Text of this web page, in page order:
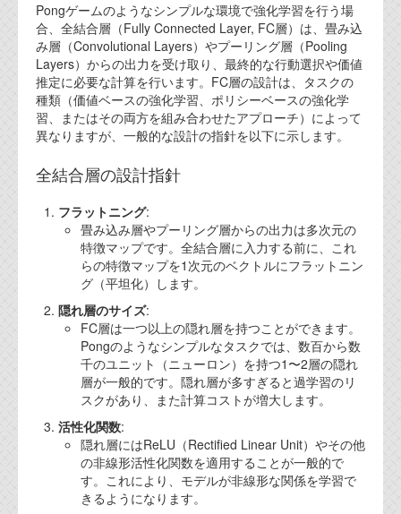
オフィス
実績
ブログ
機能安全ブログ
設計ブログ
外部投稿記事
ブログテーマ
技術文書
ご希望の方は、お問い合わせページから
資料閲覧パスワードをお問い合わせ頂き
ログインをお願い致します。アカウント
名は"opendocument"です。
機能安全用語集
設計用語集
オンラインショップ
Pongゲームのようなシンプルな環境で強化学習を行う場
合、全結合層（Fully Connected Layer, FC層）は、畳み込
み層（Convolutional Layers）やプーリング層（Pooling
Layers）からの出力を受け取り、最終的な行動選択や価値
推定に必要な計算を行います。FC層の設計は、タスクの
種類（価値ベースの強化学習、ポリシーベースの強化学
習、またはその両方を組み合わせたアプローチ）によって
異なりますが、一般的な設計の指針を以下に示します。
全結合層の設計指針
フラットニング:
畳み込み層やプーリング層からの出力は多次元の
特徴マップです。全結合層に入力する前に、これ
らの特徴マップを1次元のベクトルにフラットニン
グ（平坦化）します。
隠れ層のサイズ:
FC層は一つ以上の隠れ層を持つことができます。
Pongのようなシンプルなタスクでは、数百から数
千のユニット（ニューロン）を持つ1〜2層の隠れ
層が一般的です。隠れ層が多すぎると過学習のリ
スクがあり、また計算コストが増大します。
活性化関数:
隠れ層にはReLU（Rectified Linear Unit）やその他
の非線形活性化関数を適用することが一般的で
す。これにより、モデルが非線形な関係を学習で
きるようになります。